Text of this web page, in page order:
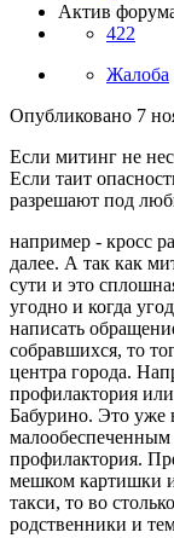
Актив
422
Жалоба
Опубликовано 7
Если митинг не
Если таит
разрешают под
например - кросс
далее. А так как
сути и это
угодно и когда
написать
собравшихся, то
центра города.
профилактория
Бабурино. Это уже
малообеспеченным
профилактория.
мешком картишки
такси, то во
родственники и